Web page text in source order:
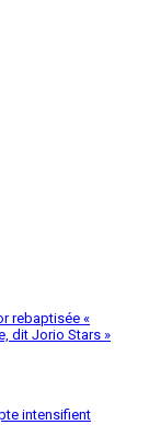
rebaptisée «
dit Jorio Stars »
intensifient